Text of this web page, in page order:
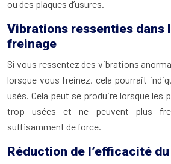
ou des plaques d’usures.
Vibrations ressenties dans
freinage
Si vous ressentez des vibrations
lorsque vous freinez, cela pourrait
usés. Cela peut se produire lorsque les
trop usées et ne peuvent plus
suffisamment de force.
Réduction de l’efficacité